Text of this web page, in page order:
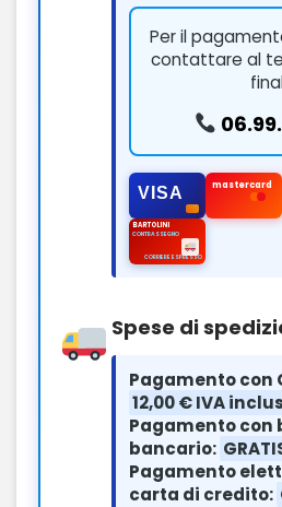
Per il
contattare al
VISA mastercard
BARTOLINI
CONTRASSEGNO
CORRIERE ESPRESSO
Spese di
Pagamento con
12,00 € IVA
Pagamento con
bancario:
Pagamento
carta di credito: